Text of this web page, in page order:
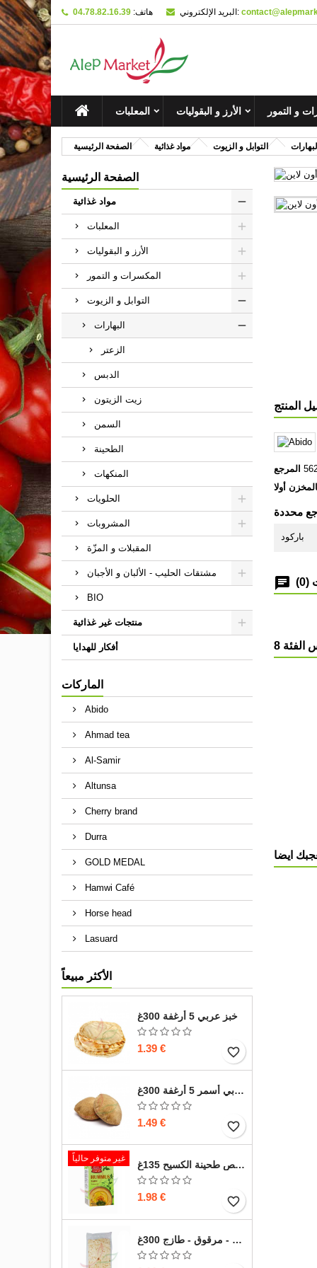
هاتف: 04.78.82.16.39 البريد الإلكتروني:
المعلبات الأرز و البقوليات و التمور
الصفحة الرئيسية مواد غذائية التوابل و الزيوت البهارات
الصفحة الرئيسية
مواد غذائية
المعلبات
الأرز و البقوليات
المكسرات و التمور
التوابل و الزيوت
البهارات
الزعتر
الدبس
زيت الزيتون
السمن
الطحينة
المنكهات
الحلويات
المشروبات
المقبلات و المزّة
مشتقات الحليب - الألبان و الأجبان
BIO
منتجات غير غذائية
أفكار للهدايا
الماركات
Abido
Ahmad tea
Al-Samir
Altunsa
Cherry brand
Durra
GOLD MEDAL
Hamwi Café
Horse head
Lasuard
الأكثر مبيعاً
خبز عربي 5 أرغفة 300غ
1.39 € favorite_border
خبز عربي أسمر 5 أرغفة 300غ
1.49 € favorite_border
غير متوفر حالياً
حمص طحينة الكسيح 135غ
1.98 € favorite_border
خبز صاج - مرقوق - طازج 300غ
المنتج
المرجع
أولا
محددة
باركود
(0)
ايضا